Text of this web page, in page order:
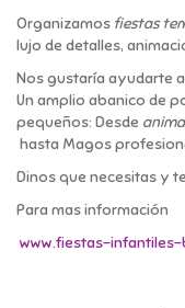
Organizamos fiestas
lujo de detalles,
Nos gustaría ayudarte
Un amplio abanico de
pequeños: Desde
hasta Magos
Dinos que necesitas y
Para mas información
www.fiestas-